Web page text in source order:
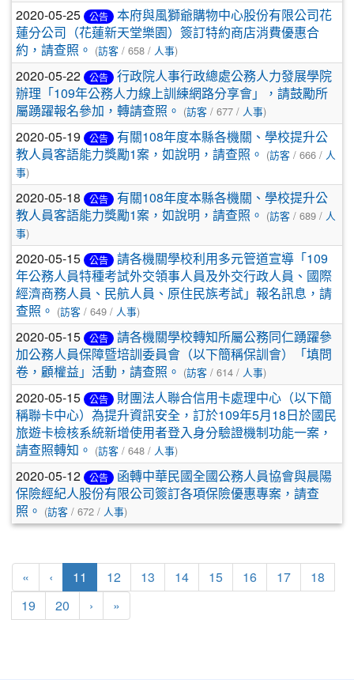
2020-05-25 公告
本府與風獅爺購物中心股份有限公司花
蓮分公司（花蓮新天堂樂園）簽訂特約商店消費優惠合
約，請查照。 (訪客 / 658 / 人事)
2020-05-22 公告
行政院人事行政總處公務人力發展學院
辦理「109年公務人力線上訓練網路分享會」，請鼓勵所
屬踴躍報名參加，轉請查照。 (訪客 / 677 / 人事)
2020-05-19 公告
有關108年度本縣各機關、學校提升公
教人員客語能力獎勵1案，如說明，請查照。 (訪客 / 666 / 人
事)
2020-05-18 公告
有關108年度本縣各機關、學校提升公
教人員客語能力獎勵1案，如說明，請查照。 (訪客 / 689 / 人
事)
2020-05-15 公告
請各機關學校利用多元管道宣導「109
年公務人員特種考試外交領事人員及外交行政人員、國際
經濟商務人員、民航人員、原住民族考試」報名訊息，請
查照。 (訪客 / 649 / 人事)
2020-05-15 公告
請各機關學校轉知所屬公務同仁踴躍參
加公務人員保障暨培訓委員會（以下簡稱保訓會）「填問
卷，顧權益」活動，請查照。 (訪客 / 614 / 人事)
2020-05-15 公告
財團法人聯合信用卡處理中心（以下簡
稱聯卡中心）為提升資訊安全，訂於109年5月18日於國民
旅遊卡檢核系統新增使用者登入身分驗證機制功能一案，
請查照轉知。 (訪客 / 648 / 人事)
2020-05-12 公告
函轉中華民國全國公務人員協會與晨陽
保險經紀人股份有限公司簽訂各項保險優惠專案，請查
照。 (訪客 / 672 / 人事)
« 第一頁
‹ 上一頁
11 (目前頁次)
12 13 14 15 16 17
18
19
20 › 下一頁
»